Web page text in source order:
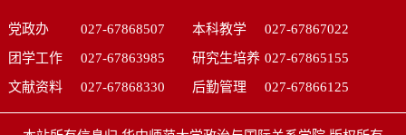
党政办 027-67868507 本科教学
027-67867022
团学工作
027-67863985 研究生培养 027-67865155
文献资料
027-67868330 后勤管理 027-67866125